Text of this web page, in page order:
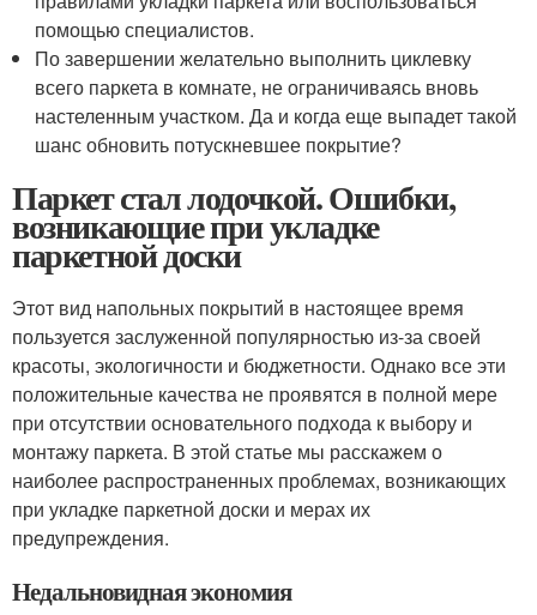
помощью специалистов.
По завершении желательно выполнить циклевку
всего паркета в комнате, не ограничиваясь вновь
настеленным участком. Да и когда еще выпадет такой
шанс обновить потускневшее покрытие?
Паркет стал лодочкой. Ошибки,
возникающие при укладке
паркетной доски
Этот вид напольных покрытий в настоящее время
пользуется заслуженной популярностью из-за своей
красоты, экологичности и бюджетности. Однако все эти
положительные качества не проявятся в полной мере
при отсутствии основательного подхода к выбору и
монтажу паркета. В этой статье мы расскажем о
наиболее распространенных проблемах, возникающих
при укладке паркетной доски и мерах их
предупреждения.
Недальновидная экономия